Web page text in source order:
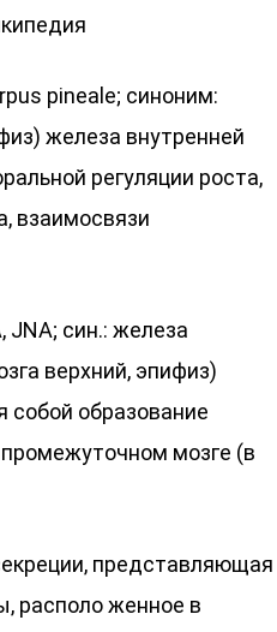
pineale; синоним:
железа внутренней
регуляции роста,
взаимосвязи
JNA; син.: железа
верхний, эпифиз)
образование
мозге (в
представляющая
располо женное в